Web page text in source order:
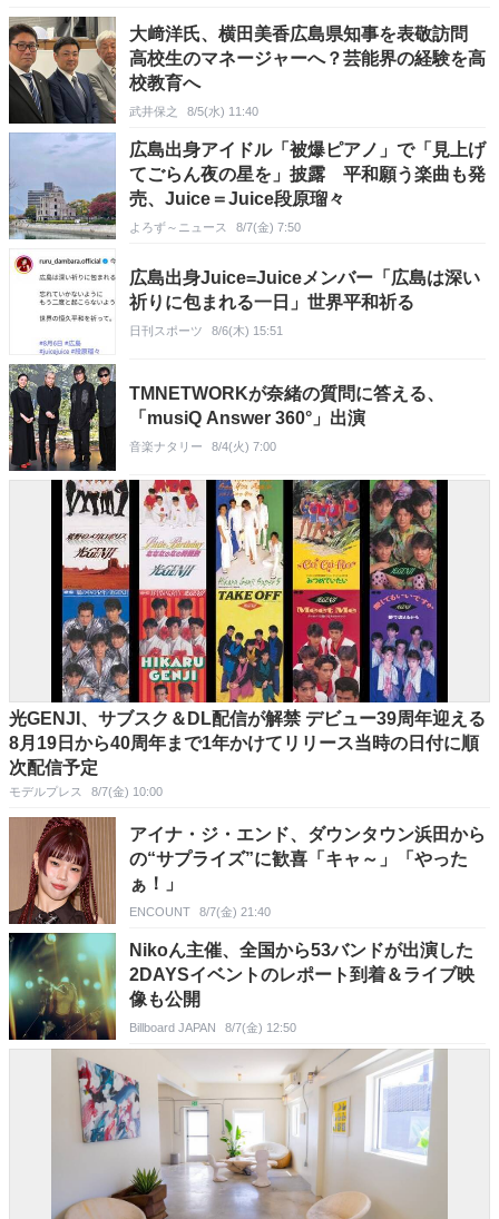
大﨑洋氏、横田美香広島県知事を表敬訪問
高校生のマネージャーへ？芸能界の経験を高
校教育へ
武井保之 8/5(水) 11:40
広島出身アイドル「被爆ピアノ」で「見上げ
てごらん夜の星を」披露 平和願う楽曲も発
売、Juice＝Juice段原瑠々
よろず～ニュース 8/7(金) 7:50
広島出身Juice=Juiceメンバー「広島は深い
祈りに包まれる一日」世界平和祈る
日刊スポーツ 8/6(木) 15:51
TMNETWORKが奈緒の質問に答える、
「musiQ Answer 360°」出演
音楽ナタリー 8/4(火) 7:00
光GENJI、サブスク＆DL配信が解禁 デビュー39周年迎える
8月19日から40周年まで1年かけてリリース当時の日付に順
次配信予定
モデルプレス 8/7(金) 10:00
アイナ・ジ・エンド、ダウンタウン浜田から
の“サプライズ”に歓喜「キャ～」「やった
ぁ！」
ENCOUNT 8/7(金) 21:40
Nikoん主催、全国から53バンドが出演した
2DAYSイベントのレポート到着＆ライブ映
像も公開
Billboard JAPAN 8/7(金) 12:50